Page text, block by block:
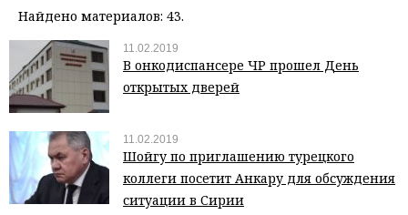
Найдено материалов: 43.
11.02.2019
В онкодиспансере ЧР прошел День
открытых дверей
11.02.2019
Шойгу по приглашению турецкого
коллеги посетит Анкару для обсуждения
ситуации в Сирии